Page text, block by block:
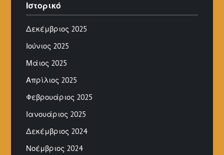
Ιστορικό
Δεκέμβριος 2025
Ιούνιος 2025
Μάιος 2025
Απρίλιος 2025
Φεβρουάριος 2025
Ιανουάριος 2025
Δεκέμβριος 2024
Νοέμβριος 2024